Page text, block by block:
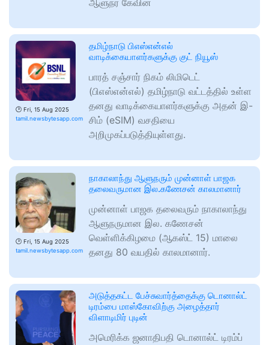
ஆளுநர் கேவின்
🕑 Fri, 15 Aug 2025
tamil.newsbytesapp.com
தமிழ்நாடு பிஎஸ்என்எல்
வாடிக்கையாளர்களுக்கு குட் நியூஸ்
பாரத் சஞ்சார் நிகம் லிமிடெட்
(பிஎஸ்என்எல்) தமிழ்நாடு வட்டத்தில் உள்ள
தனது வாடிக்கையாளர்களுக்கு அதன் இ-
சிம் (eSIM) வசதியை
அறிமுகப்படுத்தியுள்ளது.
🕑 Fri, 15 Aug 2025
tamil.newsbytesapp.com
நாகாலாந்து ஆளுநரும் முன்னாள் பாஜக
தலைவருமான இல.கணேசன் காலமானார்
முன்னாள் பாஜக தலைவரும் நாகாலாந்து
ஆளுநருமான இல. கணேசன்
வெள்ளிக்கிழமை (ஆகஸ்ட் 15) மாலை
தனது 80 வயதில் காலமானார்.
அடுத்தகட்ட பேச்சுவார்த்தைக்கு டொனால்ட்
டிரம்பை மாஸ்கோவிற்கு அழைத்தார்
விளாடிமிர் புடின்
அமெரிக்க ஜனாதிபதி டொனால்ட் டிரம்ப்